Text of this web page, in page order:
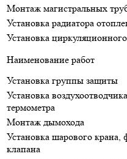
Монтаж магистральных
Установка радиатора
Установка
Наименование работ
Установка группы защиты
Установка
термометра
Монтаж дымохода
Установка шарового крана,
клапана